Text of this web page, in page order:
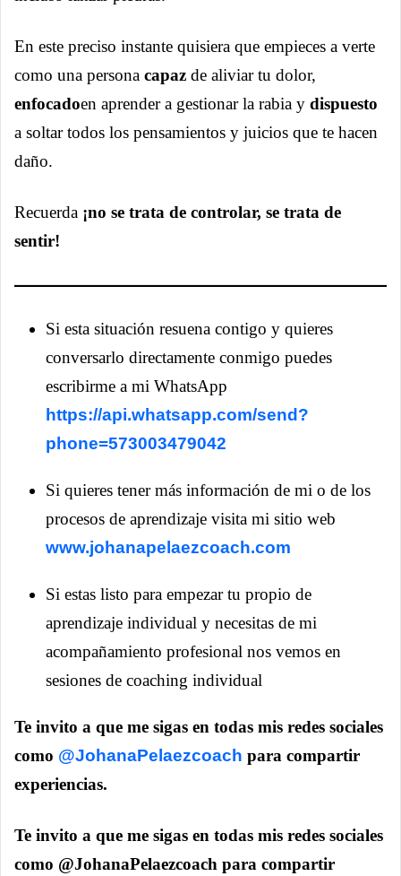
En este preciso instante quisiera que empieces a verte
como una persona capaz de aliviar tu dolor,
enfocadoen aprender a gestionar la rabia y dispuesto
a soltar todos los pensamientos y juicios que te hacen
daño.
Recuerda ¡no se trata de controlar, se trata de
sentir!
Si esta situación resuena contigo y quieres
conversarlo directamente conmigo puedes
escribirme a mi WhatsApp
https://api.whatsapp.com/send?
phone=573003479042
Si quieres tener más información de mi o de los
procesos de aprendizaje visita mi sitio web
www.johanapelaezcoach.com
Si estas listo para empezar tu propio de
aprendizaje individual y necesitas de mi
acompañamiento profesional nos vemos en
sesiones de coaching individual
Te invito a que me sigas en todas mis redes sociales
como @JohanaPelaezcoach para compartir
experiencias.
Te invito a que me sigas en todas mis redes sociales
como @JohanaPelaezcoach para compartir